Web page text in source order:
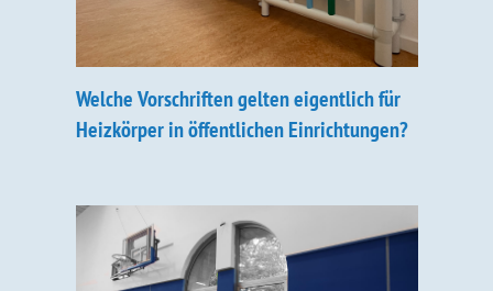
Welche Vorschriften gelten eigentlich für
Heizkörper in öffentlichen Einrichtungen?